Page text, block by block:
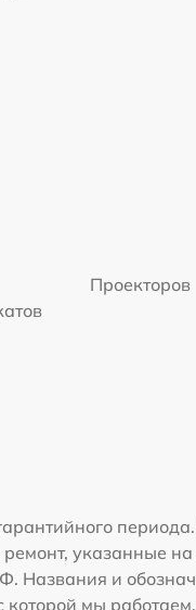
Проекторов
указанные на
Названия и
мы